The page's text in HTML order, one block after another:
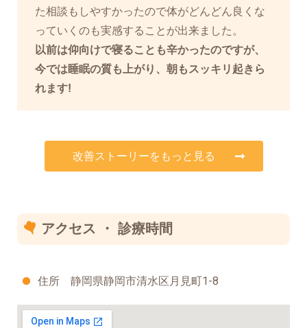
た相談もしやすかったので体がどんどん良くな
っていくのも実感することが出来ました。
以前は仰向けで寝ることも辛かったのですが、
今では睡眠の質も上がり、朝もスッキリ起きら
れます!
改善ストーリーをもっと見る
アクセス ・ 診療時間
住所 静岡県静岡市清水区月見町1-8